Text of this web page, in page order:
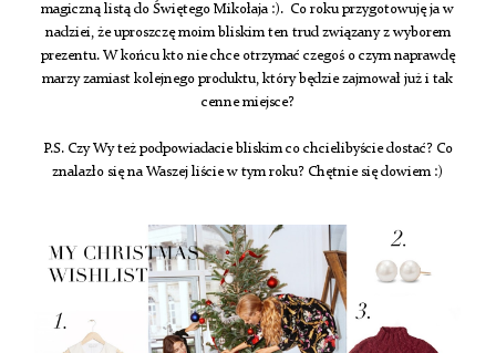
magiczną listą do Świętego Mikołaja :). Co roku przygotowuję ja w
nadziei, że uproszczę moim bliskim ten trud związany z wyborem
prezentu. W końcu kto nie chce otrzymać czegoś o czym naprawdę
marzy zamiast kolejnego produktu, który będzie zajmował już i tak
cenne miejsce?
P.S. Czy Wy też podpowiadacie bliskim co chcielibyście dostać? Co
znalazło się na Waszej liście w tym roku? Chętnie się dowiem :)